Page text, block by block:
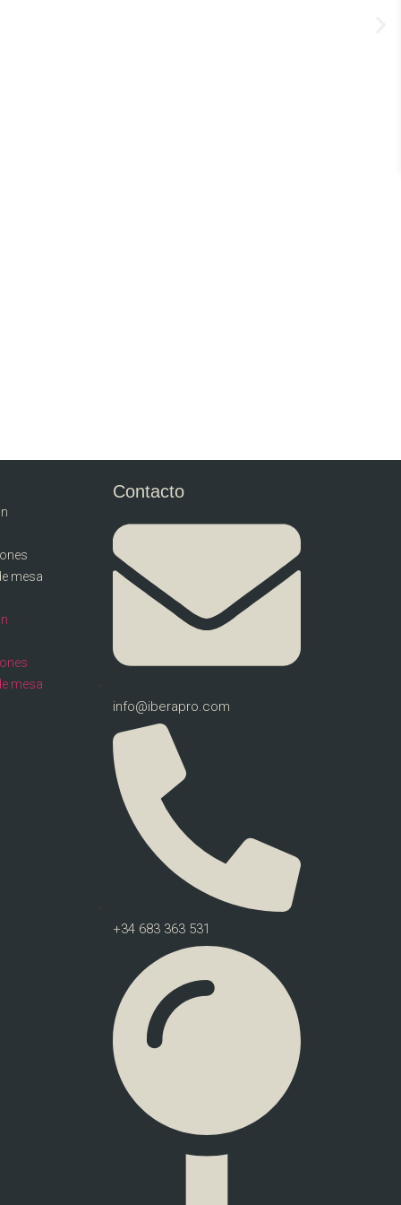
mesa
mesa
Contacto
info@iberapro.com
+34 683 363 531